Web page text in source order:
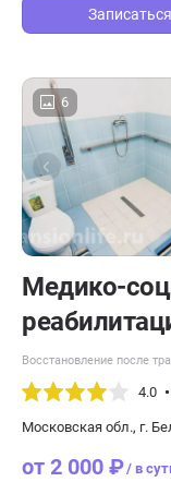
Записаться
6
Медико-
Восстановление после
4.0
Московская обл., г.
от 2 000 ₽/ в